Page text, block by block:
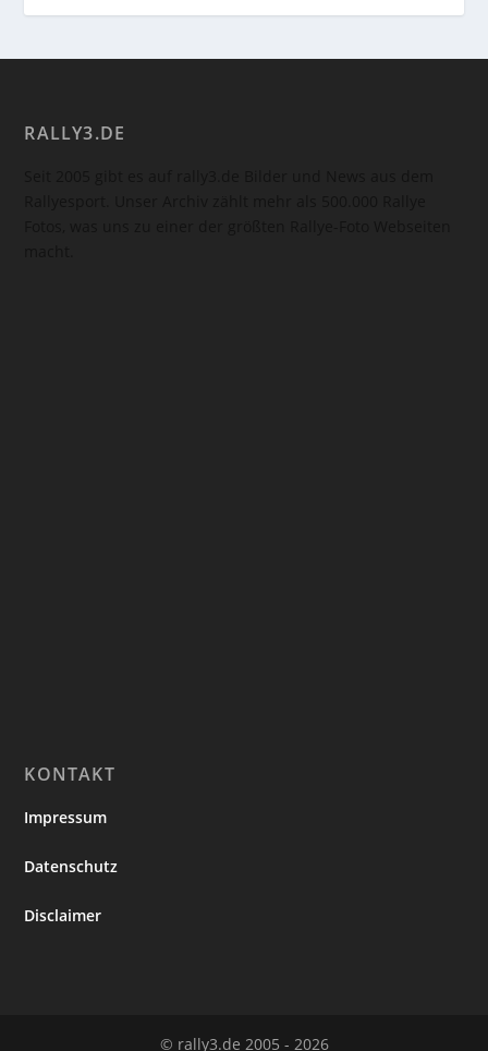
RALLY3.DE
KONTAKT
Impressum
Datenschutz
Disclaimer
© rally3.de 2005 - 2026